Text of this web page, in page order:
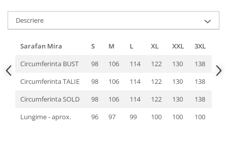
Descriere
Sarafan Mira S M L XL XXL
3XL
Circumferinta BUST
98 106 114 122 130
138
Circumferinta TALIE
98 106 114 122 130
138
Circumferinta SOLD
98 106 114 122 130
138
Lungime - aprox.
96 97 99 100 100 100